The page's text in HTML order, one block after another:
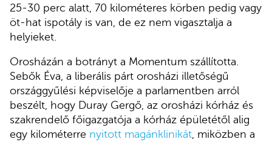
25-30 perc alatt, 70 kilométeres körben pedig vagy
öt-hat ispotály is van, de ez nem vigasztalja a
helyieket.
Orosházán a botrányt a Momentum szállította.
Sebők Éva, a liberális párt orosházi illetőségű
országgyűlési képviselője a parlamentben arról
beszélt, hogy Duray Gergő, az orosházi kórház és
szakrendelő főigazgatója a kórház épületétől alig
egy kilométerre nyitott magánklinikát, miközben a